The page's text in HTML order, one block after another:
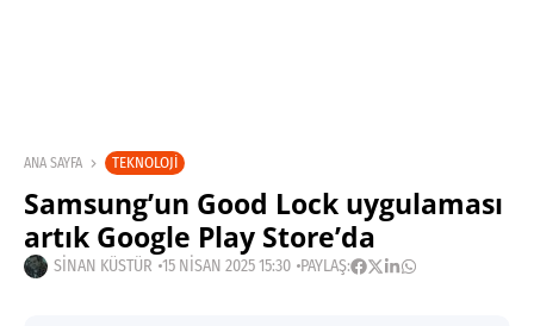
ANA SAYFA TEKNOLOJI
Samsung’un Good Lock uygulaması
artık Google Play Store’da
SINAN KÜSTÜR 15 NISAN 2025 15:30 PAYLAŞ: